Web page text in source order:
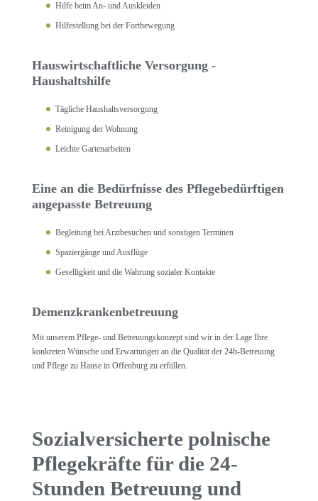
Hilfe beim An- und Auskleiden
Hilfestellung bei der Fortbewegung
Hauswirtschaftliche Versorgung -
Haushaltshilfe
Tägliche Haushaltsversorgung
Reinigung der Wohnung
Leichte Gartenarbeiten
Eine an die Bedürfnisse des Pflegebedürftigen
angepasste Betreuung
Begleitung bei Arztbesuchen und sonstigen Terminen
Spaziergänge und Ausflüge
Geselligkeit und die Wahrung sozialer Kontakte
Demenzkrankenbetreuung
Mit unserem Pflege- und Betreuungskonzept sind wir in der Lage Ihre
konkreten Wünsche und Erwartungen an die Qualität der 24h-Betreuung
und Pflege zu Hause in Offenburg zu erfüllen.
Sozialversicherte polnische
Pflegekräfte für die 24-
Stunden Betreuung und